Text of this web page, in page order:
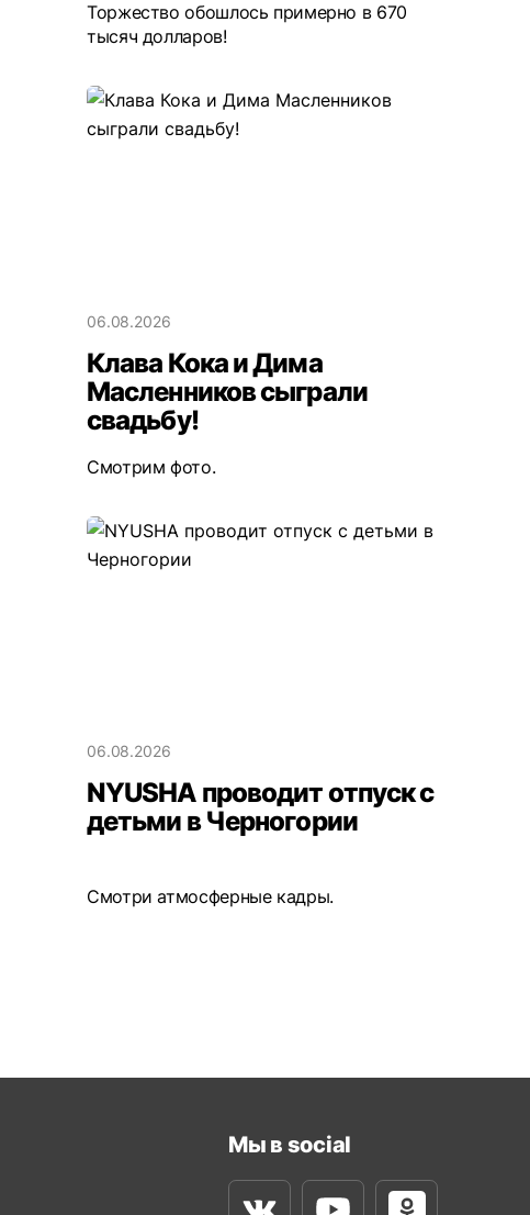
Торжество обошлось примерно в 670
тысяч долларов!
06.08.2026
Клава Кока и Дима
Масленников сыграли
свадьбу!
Смотрим фото.
06.08.2026
NYUSHA проводит отпуск с
детьми в Черногории
Смотри атмосферные кадры.
Мы в social